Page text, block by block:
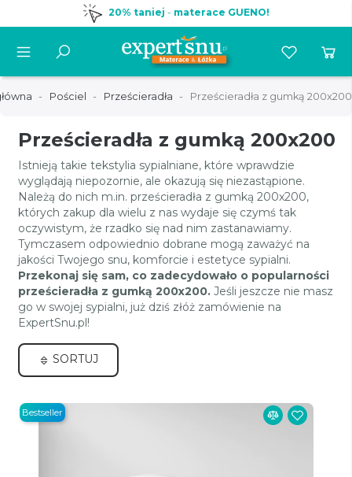
20% taniej - materace GUENO!
Pościel Prześcieradła Prześcieradła z gumką 200x200
Prześcieradła z gumką 200x200
Istnieją takie tekstylia sypialniane, które wprawdzie
wyglądają niepozornie, ale okazują się niezastąpione.
Należą do nich m.in. prześcieradła z gumką 200x200,
których zakup dla wielu z nas wydaje się czymś tak
oczywistym, że rzadko się nad nim zastanawiamy.
Tymczasem odpowiednio dobrane mogą zaważyć na
jakości Twojego snu, komforcie i estetyce sypialni.
Przekonaj się sam, co zadecydowało o popularności
prześcieradła z gumką 200x200. Jeśli jeszcze nie masz
go w swojej sypialni, już dziś złóż zamówienie na
ExpertSnu.pl!
SORTUJ
Bestseller